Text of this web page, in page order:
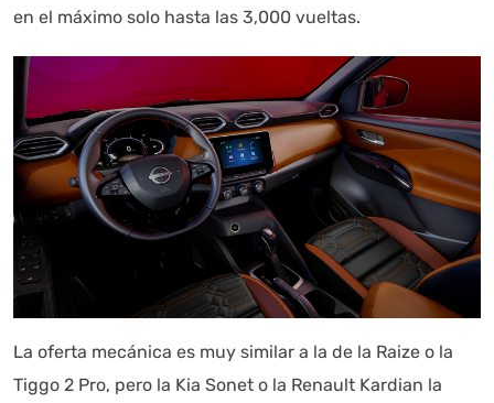
en el máximo solo hasta las 3,000 vueltas.
La oferta mecánica es muy similar a la de la Raize o la
Tiggo 2 Pro, pero la Kia Sonet o la Renault Kardian la